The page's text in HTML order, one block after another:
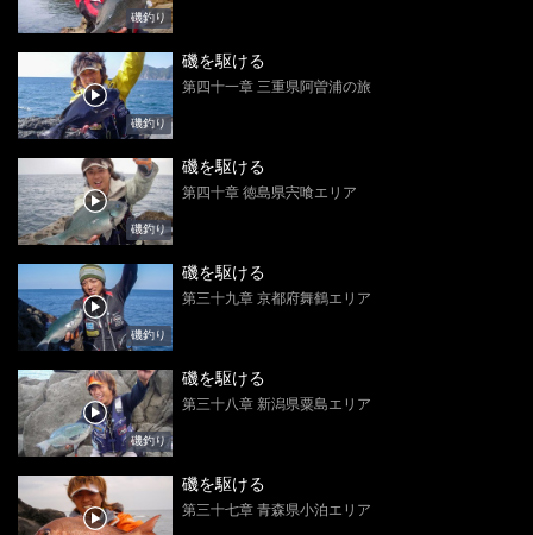
磯釣り
磯釣り
磯を駆ける
第四十一章 三重県阿曽浦の旅
磯釣り
磯を駆ける
第四十章 徳島県宍喰エリア
磯釣り
磯を駆ける
第三十九章 京都府舞鶴エリア
磯釣り
磯を駆ける
第三十八章 新潟県粟島エリア
磯を駆ける
第三十七章 青森県小泊エリア